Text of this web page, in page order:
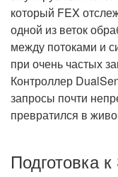
который FEX
одной из веток
между потоками и
при очень частых
Контроллер
запросы почти
превратился в
Подготовка